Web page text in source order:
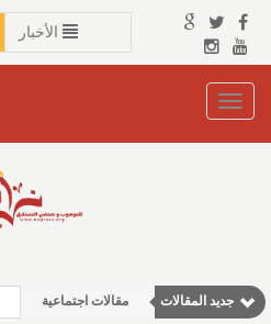
الأخبار
Toggle
navigation
جديد المقالات
نوافذ الثقافة و الأدب
مقالات اجتماعية